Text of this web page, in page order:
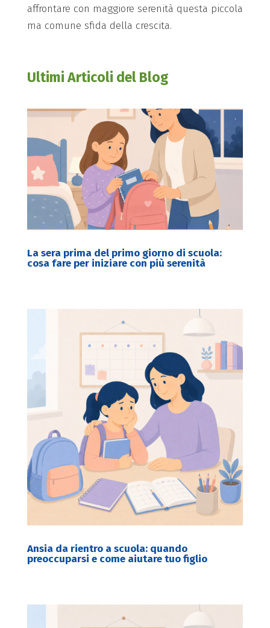
affrontare con maggiore serenità questa piccola
ma comune sfida della crescita.
Ultimi Articoli del Blog
La sera prima del primo giorno di scuola:
cosa fare per iniziare con più serenità
Ansia da rientro a scuola: quando
preoccuparsi e come aiutare tuo figlio